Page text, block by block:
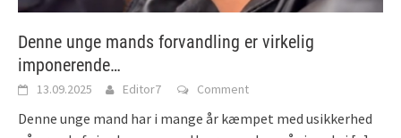
Denne unge mands forvandling er virkelig
imponerende…
13.09.2025 Editor7 Comment
Denne unge mand har i mange år kæmpet med usikkerhed